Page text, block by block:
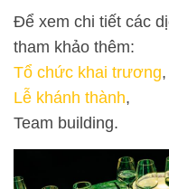
Để xem chi tiết các
tham khảo thêm:
Tổ chức khai trương,
Lễ khánh thành,
Team building.